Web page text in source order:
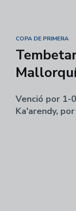
COPA DE PRIMERA
Venció por 1-
Ka'arendy,